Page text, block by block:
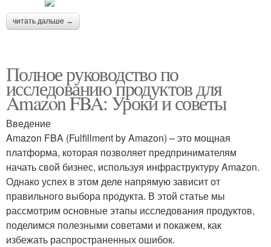
читать дальше →
Полное руководство по
исследованию продуктов для
Amazon FBA: Уроки и советы
Введение
Amazon FBA (Fulfillment by Amazon) – это мощная
платформа, которая позволяет предпринимателям
начать свой бизнес, используя инфраструктуру Amazon.
Однако успех в этом деле напрямую зависит от
правильного выбора продукта. В этой статье мы
рассмотрим основные этапы исследования продуктов,
поделимся полезными советами и покажем, как
избежать распространенных ошибок.